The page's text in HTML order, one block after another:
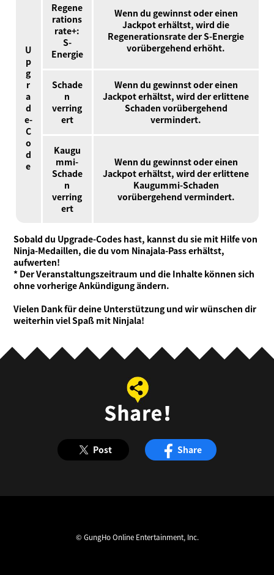
U
p
g
r
a
d
e-
C
o
d
e
Regene
rations
rate+:
S-
Energie
Wenn du gewinnst oder einen
Jackpot erhältst, wird die
Regenerationsrate der S-Energie
vorübergehend erhöht.
Schade
n
verring
ert
Wenn du gewinnst oder einen
Jackpot erhältst, wird der erlittene
Schaden vorübergehend
vermindert.
Kaugu
mmi-
Schade
n
verring
ert
Wenn du gewinnst oder einen
Jackpot erhältst, wird der erlittene
Kaugummi-Schaden
vorübergehend vermindert.
Sobald du Upgrade-Codes hast, kannst du sie mit Hilfe von
Ninja-Medaillen, die du vom Ninajala-Pass erhältst,
aufwerten!
* Der Veranstaltungszeitraum und die Inhalte können sich
ohne vorherige Ankündigung ändern.
Vielen Dank für deine Unterstützung und wir wünschen dir
weiterhin viel Spaß mit Ninjala!
Post Share
© GungHo Online Entertainment, Inc.